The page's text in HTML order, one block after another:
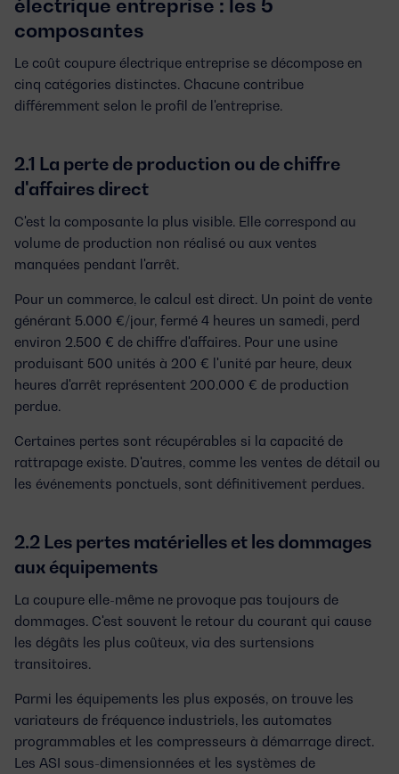
électrique entreprise : les 5
composantes
Le coût coupure électrique entreprise se décompose en
cinq catégories distinctes. Chacune contribue
différemment selon le profil de l'entreprise.
2.1 La perte de production ou de chiffre
d'affaires direct
C'est la composante la plus visible. Elle correspond au
volume de production non réalisé ou aux ventes
manquées pendant l'arrêt.
Pour un commerce, le calcul est direct. Un point de vente
générant 5.000 €/jour, fermé 4 heures un samedi, perd
environ 2.500 € de chiffre d'affaires. Pour une usine
produisant 500 unités à 200 € l'unité par heure, deux
heures d'arrêt représentent 200.000 € de production
perdue.
Certaines pertes sont récupérables si la capacité de
rattrapage existe. D'autres, comme les ventes de détail ou
les événements ponctuels, sont définitivement perdues.
2.2 Les pertes matérielles et les dommages
aux équipements
La coupure elle-même ne provoque pas toujours de
dommages. C'est souvent le retour du courant qui cause
les dégâts les plus coûteux, via des surtensions
transitoires.
Parmi les équipements les plus exposés, on trouve les
variateurs de fréquence industriels, les automates
programmables et les compresseurs à démarrage direct.
Les ASI sous-dimensionnées et les systèmes de